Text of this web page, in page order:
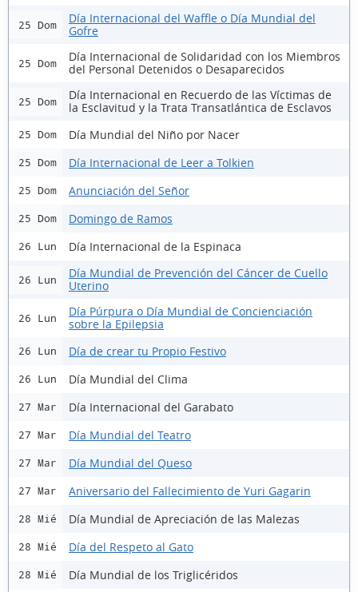
25 Dom
Día Internacional del Waffle o Día Mundial del
Gofre
25 Dom
Día Internacional de Solidaridad con los Miembros
del Personal Detenidos o Desaparecidos
25 Dom
Día Internacional en Recuerdo de las Víctimas de
la Esclavitud y la Trata Transatlántica de Esclavos
25 Dom Día Mundial del Niño por Nacer
25 Dom Día Internacional de Leer a Tolkien
25 Dom Anunciación del Señor
25 Dom Domingo de Ramos
26 Lun Día Internacional de la Espinaca
26 Lun
Día Mundial de Prevención del Cáncer de Cuello
Uterino
26 Lun
Día Púrpura o Día Mundial de Concienciación
sobre la Epilepsia
26 Lun Día de crear tu Propio Festivo
26 Lun Día Mundial del Clima
27 Mar Día Internacional del Garabato
27 Mar Día Mundial del Teatro
27 Mar Día Mundial del Queso
27 Mar Aniversario del Fallecimiento de Yuri Gagarin
28 Mié Día Mundial de Apreciación de las Malezas
28 Mié Día del Respeto al Gato
28 Mié Día Mundial de los Triglicéridos